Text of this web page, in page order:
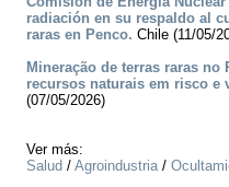
radiación en su respaldo al
raras en Penco. Chile (11/05/
Mineração de terras raras
recursos naturais em risco e
(07/05/2026)
Ver más:
Salud / Agroindustria/